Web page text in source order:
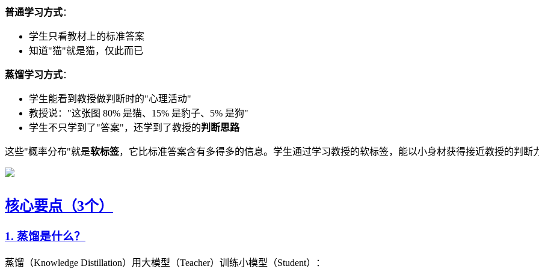
普通学习方式：
学生只看教材上的标准答案
知道"猫"就是猫，仅此而已
蒸馏学习方式：
学生能看到教授做判断时的"心理活动"
教授说："这张图 80% 是猫、15% 是豹子、5% 是狗"
学生不只学到了"答案"，还学到了教授的判断思路
这些"概率分布"就是软标签，它比标准答案含有多得多的信息。学生通过学习教授的软标签，能以小身材获得接近教授的判断
核心要点（3个）
1. 蒸馏是什么？
蒸馏（Knowledge Distillation）用大模型（Teacher）训练小模型（Student）：